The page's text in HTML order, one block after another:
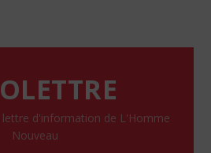
lettre d'information de L'Homme
Nouveau